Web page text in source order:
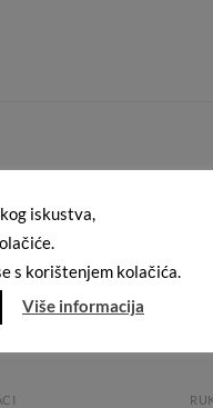
iskustva,
s korištenjem kolačića.
Više informacija